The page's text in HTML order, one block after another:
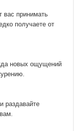
вас принимать
получаете от
новых ощущений
раздавайте